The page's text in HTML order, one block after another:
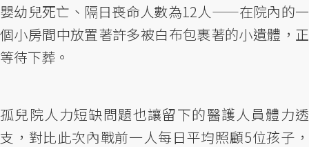
嬰幼兒死亡、隔日喪命人數為12人——在院內的一
個小房間中放置著許多被白布包裹著的小遺體，正
等待下葬。
孤兒院人力短缺問題也讓留下的醫護人員體力透
支，對比此次內戰前一人每日平均照顧5位孩子，